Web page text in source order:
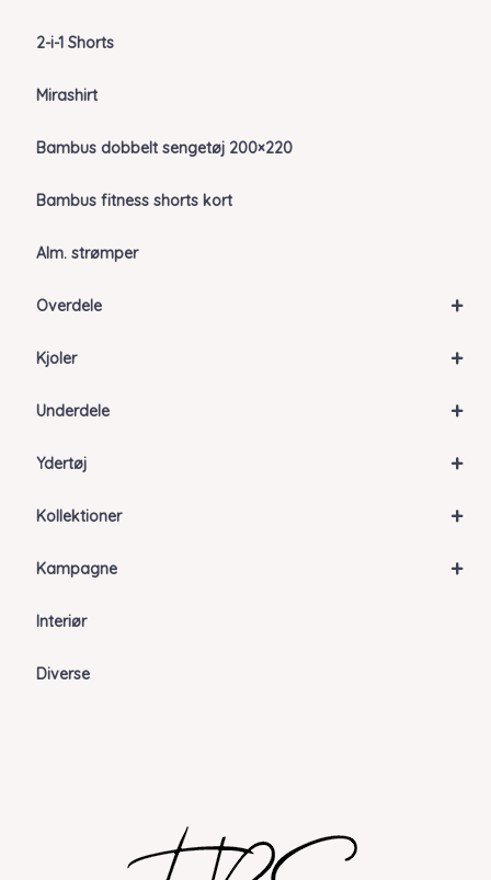
2-i-1 Shorts
Mirashirt
Bambus dobbelt sengetøj 200×220
Bambus fitness shorts kort
Alm. strømper
+
Overdele
+
Kjoler
+
Underdele
+
Ydertøj
+
Kollektioner
+
Kampagne
Interiør
Diverse